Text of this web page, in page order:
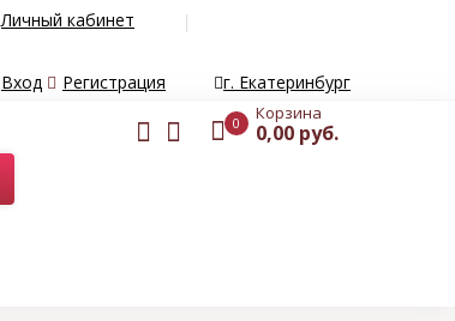
Личный кабинет
Вход
Регистрация г. Екатеринбург
0 Корзина
0,00 руб.